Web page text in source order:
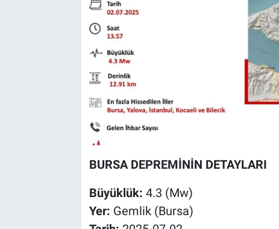
BURSA DEPREMİNİN DETAYLARI
Büyüklük: 4.3 (Mw)
Yer: Gemlik (Bursa)